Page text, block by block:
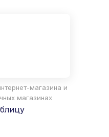
магазина и
магазинах